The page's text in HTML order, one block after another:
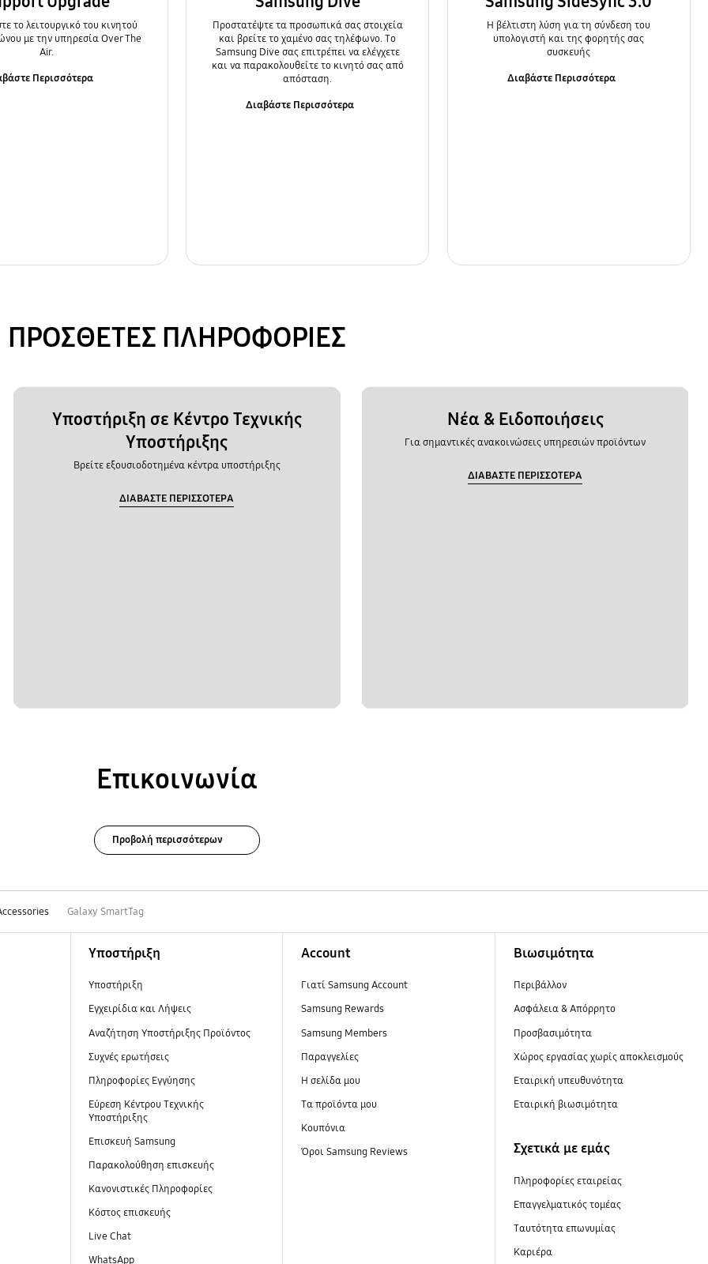
τo λειτουργικό του κινητού
με την υπηρεσία Over The
Air.
Περισσότερα
Προστατέψτε τα προσωπικά σας στοιχεία
και βρείτε το χαμένο σας τηλέφωνο. Το
Samsung Dive σας επιτρέπει να ελέγχετε
και να παρακολουθείτε το κινητό σας από
απόσταση.
Διαβάστε Περισσότερα
Η βέλτιστη λύση για τη σύνδεση του
υπολογιστή και της φορητής σας
συσκευής
Διαβάστε Περισσότερα
ΠΡΟΣΘΕΤΕΣ ΠΛΗΡΟΦΟΡΙΕΣ
Υποστήριξη σε Κέντρο Τεχνικής
Υποστήριξης
Βρείτε εξουσιοδοτημένα κέντρα υποστήριξης
ΔΙΑΒΑΣΤΕ ΠΕΡΙΣΣΟΤΕΡΑ
Νέα & Ειδοποιήσεις
Για σημαντικές ανακοινώσεις υπηρεσιών προϊόντων
ΔΙΑΒΑΣΤΕ ΠΕΡΙΣΣΟΤΕΡΑ
Επικοινωνία
Προβολή περισσότερων
Galaxy SmartTag
Υποστήριξη
Υποστήριξη
Εγχειρίδια και Λήψεις
Αναζήτηση Υποστήριξης Προϊόντος
Συχνές ερωτήσεις
Πληροφορίες Εγγύησης
Εύρεση Κέντρου Τεχνικής
Υποστήριξης
Επισκευή Samsung
Παρακολούθηση επισκευής
Κανονιστικές Πληροφορίες
Κόστος επισκευής
Live Chat
WhatsApp
Account
Γιατί Samsung Account
Samsung Rewards
Samsung Members
Παραγγελίες
Η σελίδα μου
Τα προϊόντα μου
Κουπόνια
Όροι Samsung Reviews
Βιωσιμότητα
Περιβάλλον
Ασφάλεια & Απόρρητο
Προσβασιμότητα
Xώρος εργασίας χωρίς αποκλεισμούς
Εταιρική υπευθυνότητα
Εταιρική βιωσιμότητα
Σχετικά με εμάς
Πληροφορίες εταιρείας
Επαγγελματικός τομέας
Ταυτότητα επωνυμίας
Καριέρα